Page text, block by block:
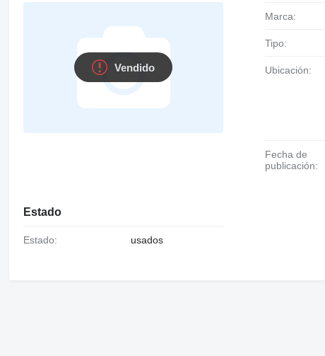
Vendido
Marca:
Tipo:
Ubicación:
Fecha de
publicación:
Estado
Estado: usados